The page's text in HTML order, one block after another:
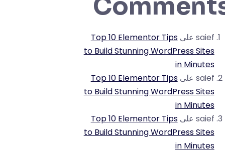
saief علىTop 10 Elementor Tips
to Build Stunning WordPress Sites
in Minutes
saief علىTop 10 Elementor Tips
to Build Stunning WordPress Sites
in Minutes
saief علىTop 10 Elementor Tips
to Build Stunning WordPress Sites
in Minutes